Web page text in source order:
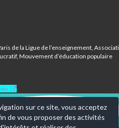
de la Ligue de l’enseignement,
Mouvement d’éducation populaire
sur ce site, vous acceptez
de vous proposer des activités